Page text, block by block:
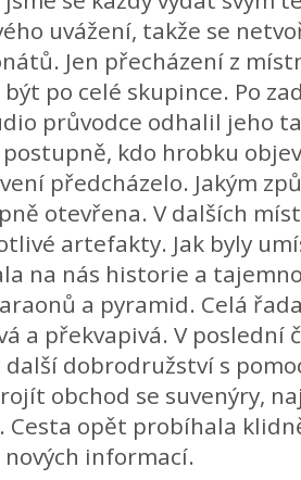
uvážení, takže se
Jen přecházení z
po celé skupince. Po
průvodce odhalil jeho
kdo hrobku
předcházelo. Jakým
otevřena. V dalších
artefakty. Jak byly
na nás historie a
a pyramid. Celá
a překvapivá. V poslední
dobrodružství s
obchod se suvenýry,
Cesta opět probíhala
informací.